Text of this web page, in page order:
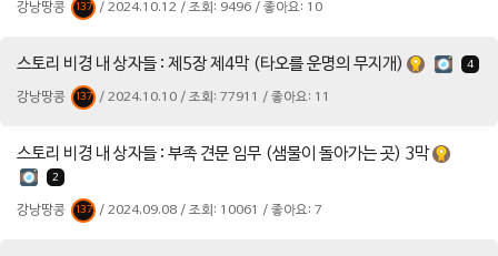
강낭땅콩 137 / 2024.10.12 / 조회: 9496 / 좋아요: 10
스토리 비경 내 상자들 : 제5장 제4막 (타오를 운명의 무지개) 4
강낭땅콩 137 / 2024.10.10 / 조회: 77911 / 좋아요: 11
스토리 비경 내 상자들 : 부족 견문 임무 (샘물이 돌아가는 곳) 3막
2
강낭땅콩 137 / 2024.09.08 / 조회: 10061 / 좋아요: 7